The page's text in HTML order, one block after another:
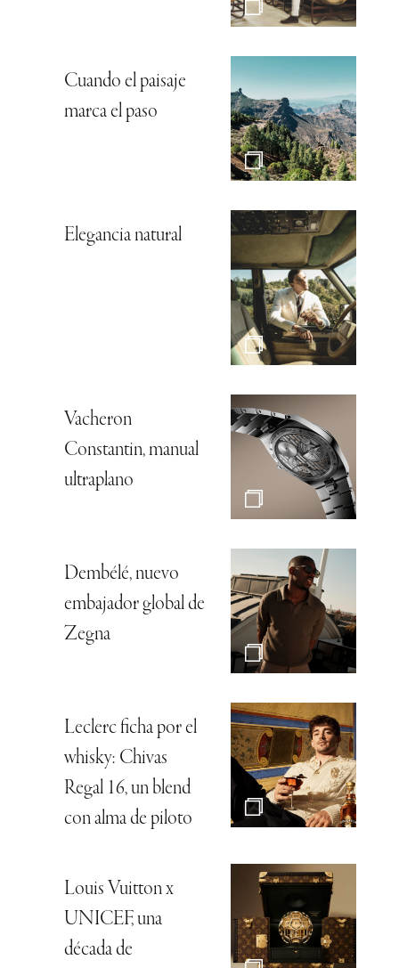
Cuando el paisaje
marca el paso
Elegancia natural
Vacheron
Constantin, manual
ultraplano
Dembélé, nuevo
embajador global de
Zegna
Leclerc ficha por el
whisky: Chivas
Regal 16, un blend
con alma de piloto
Louis Vuitton x
UNICEF, una
década de